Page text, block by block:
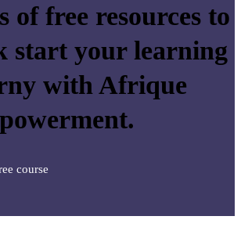
of free resources to
start your learning
with Afrique
course